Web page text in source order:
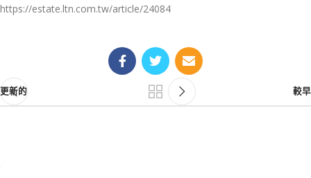
https://estate.ltn.com.tw/article/24084
更新的 較早